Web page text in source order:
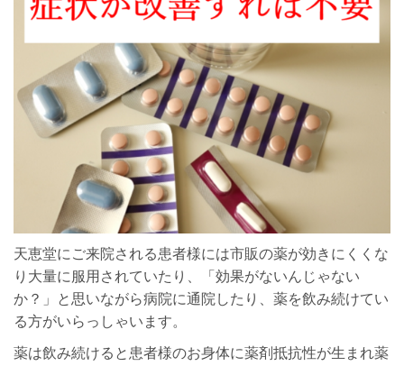
天恵堂にご来院される患者様には市販の薬が効きにくくな
り大量に服用されていたり、「効果がないんじゃない
か？」と思いながら病院に通院したり、薬を飲み続けてい
る方がいらっしゃいます。
薬は飲み続けると患者様のお身体に薬剤抵抗性が生まれ薬